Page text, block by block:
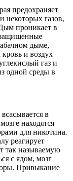
предохраняет
некоторых газов,
проникает в
дыме,
и воздух
газ и
одной среды в
в
находятся
для никотина.
реагирует
так называемую
с ядом, мозг
Привыкание